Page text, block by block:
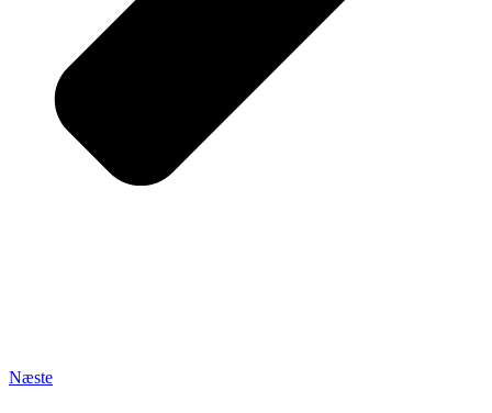
Næste